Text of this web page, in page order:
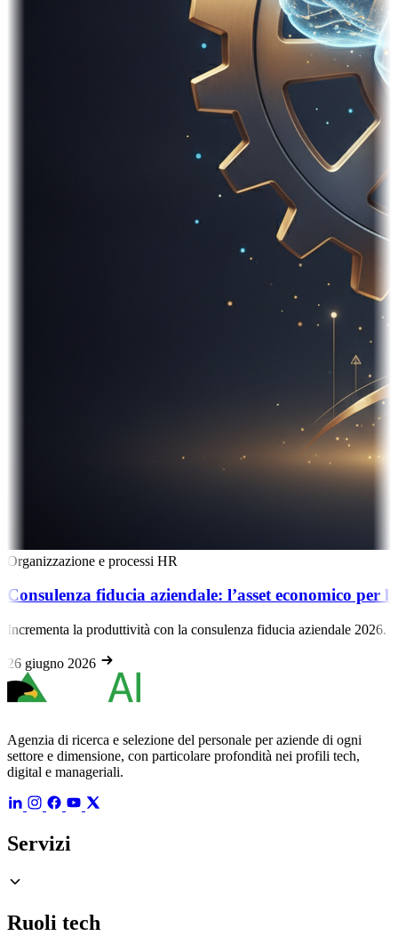
e processi HR
fiducia aziendale: l’asset economico per la
la produttività con la consulenza fiducia aziendale 2026. Scopri
2026
Agenzia di ricerca e selezione del personale per aziende di ogni
settore e dimensione, con particolare profondità nei profili tech,
digital e manageriali.
Servizi
Ruoli tech